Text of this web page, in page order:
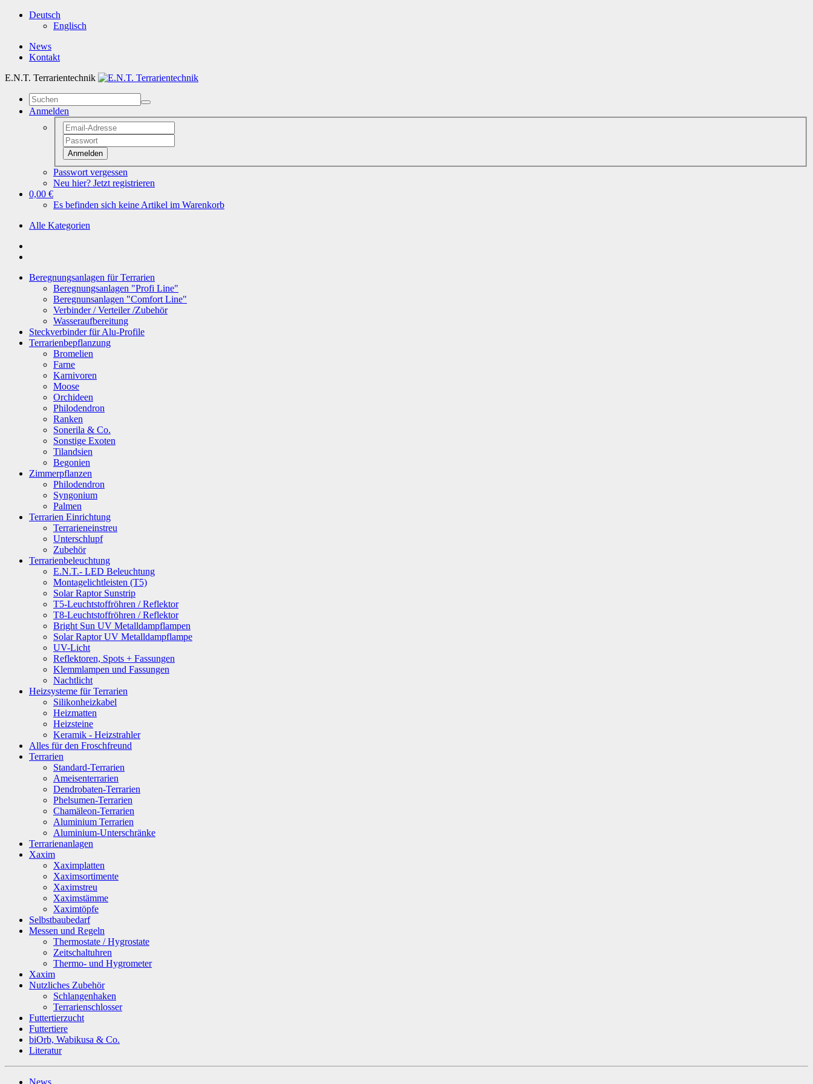
Deutsch
Englisch
News
Kontakt
E.N.T. Terrarientechnik
Anmelden
Anmelden
Passwort vergessen
Neu hier? Jetzt registrieren
0,00 €
Es befinden sich keine Artikel im Warenkorb
Alle Kategorien
Beregnungsanlagen für Terrarien
Beregnungsanlagen "Profi Line"
Beregnunsanlagen "Comfort Line"
Verbinder / Verteiler /Zubehör
Wasseraufbereitung
Steckverbinder für Alu-Profile
Terrarienbepflanzung
Bromelien
Farne
Karnivoren
Moose
Orchideen
Philodendron
Ranken
Sonerila & Co.
Sonstige Exoten
Tilandsien
Begonien
Zimmerpflanzen
Philodendron
Syngonium
Palmen
Terrarien Einrichtung
Terrarieneinstreu
Unterschlupf
Zubehör
Terrarienbeleuchtung
E.N.T.- LED Beleuchtung
Montagelichtleisten (T5)
Solar Raptor Sunstrip
T5-Leuchtstoffröhren / Reflektor
T8-Leuchtstoffröhren / Reflektor
Bright Sun UV Metalldampflampen
Solar Raptor UV Metalldampflampe
UV-Licht
Reflektoren, Spots + Fassungen
Klemmlampen und Fassungen
Nachtlicht
Heizsysteme für Terrarien
Silikonheizkabel
Heizmatten
Heizsteine
Keramik - Heizstrahler
Alles für den Froschfreund
Terrarien
Standard-Terrarien
Ameisenterrarien
Dendrobaten-Terrarien
Phelsumen-Terrarien
Chamäleon-Terrarien
Aluminium Terrarien
Aluminium-Unterschränke
Terrarienanlagen
Xaxim
Xaximplatten
Xaximsortimente
Xaximstreu
Xaximstämme
Xaximtöpfe
Selbstbaubedarf
Messen und Regeln
Thermostate / Hygrostate
Zeitschaltuhren
Thermo- und Hygrometer
Xaxim
Nutzliches Zubehör
Schlangenhaken
Terrarienschlosser
Futtertierzucht
Futtertiere
biOrb, Wabikusa & Co.
Literatur
News